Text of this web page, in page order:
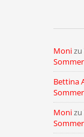
Monizu
Bettina
Monizu